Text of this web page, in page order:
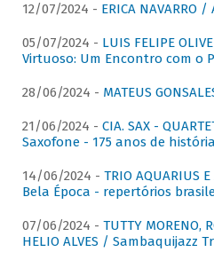
12/07/2024 - ERICA NAVARRO /
05/07/2024 - LUIS FELIPE
Virtuoso: Um Encontro com o
28/06/2024 - MATEUS
21/06/2024 - CIA. SAX -
Saxofone - 175 anos de história
14/06/2024 - TRIO AQUARIUS
Bela Época - repertórios
07/06/2024 - TUTTY MORENO,
HELIO ALVES / Sambaquijazz